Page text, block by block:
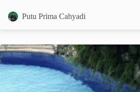
Putu Prima Cahyadi